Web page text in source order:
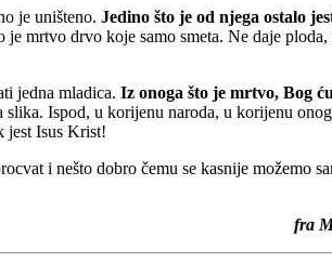
je uništeno. Jedino što je od njega ostalo
mrtvo drvo koje samo smeta. Ne daje ploda,
jedna mladica. Iz onoga što je mrtvo, Bog
Ispod, u korijenu naroda, u korijenu
jest Isus Krist!
i nešto dobro čemu se kasnije možemo
fra